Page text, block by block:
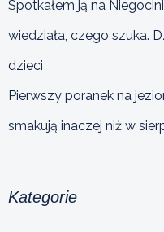
Spotkałem ją na
wiedziała, czego szuka.
dzieci
Pierwszy poranek na
smakują inaczej niż w
Kategorie